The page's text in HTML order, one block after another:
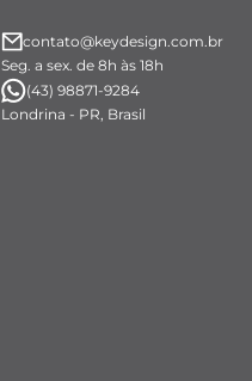
contato@keydesign.com.br
Seg. a sex. de 8h às 18h
(43) 98871-9284
Londrina - PR, Brasil